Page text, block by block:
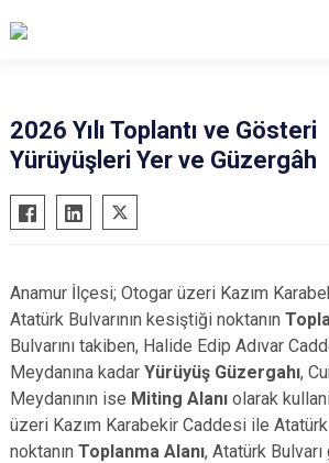
Anamur
Aydıncık
Erdemli
Gülnar
Mut
Silifke
Toroslar
Yenişehir
2026 Yılı Toplantı ve Gösteri
Yürüyüşleri Yer ve Güzergâh
Anamur İlçesi; Otogar üzeri Kazım
Atatürk Bulvarının kesiştiği noktanın
Bulvarını takiben, Halide Edip Adıvar
Meydanına kadar Yürüyüş Güzergahı,
Meydanının ise Miting Alanı olarak
üzeri Kazım Karabekir Caddesi ile
noktanın Toplanma Alanı, Atatürk Bulvarı